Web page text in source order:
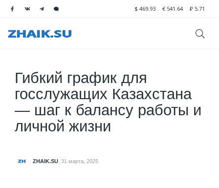
$ 469.93 € 541.64 ₽ 5.71
Гибкий график для
госслужащих Казахстана
— шаг к балансу работы и
личной жизни
ZHAIK.SU 31 марта, 2025